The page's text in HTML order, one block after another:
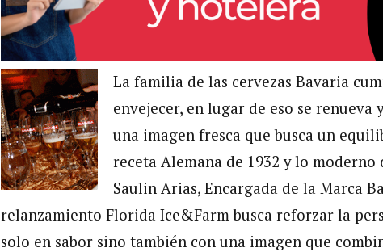
La familia de las cervezas Bavaria
envejecer, en lugar de eso se renueva
una imagen fresca que busca un
receta Alemana de 1932 y lo moderno
Saulin Arias, Encargada de la Marca
relanzamiento Florida Ice&Farm busca reforzar la
solo en sabor sino también con una imagen que